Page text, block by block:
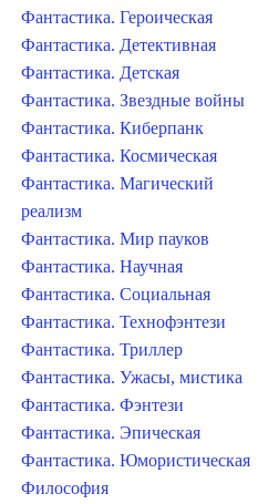
Фантастика. Героическая
Фантастика. Детективная
Фантастика. Детская
Фантастика. Звездные войны
Фантастика. Киберпанк
Фантастика. Космическая
Фантастика. Магический
реализм
Фантастика. Мир пауков
Фантастика. Научная
Фантастика. Социальная
Фантастика. Технофэнтези
Фантастика. Триллер
Фантастика. Ужасы, мистика
Фантастика. Фэнтези
Фантастика. Эпическая
Фантастика. Юмористическая
Философия